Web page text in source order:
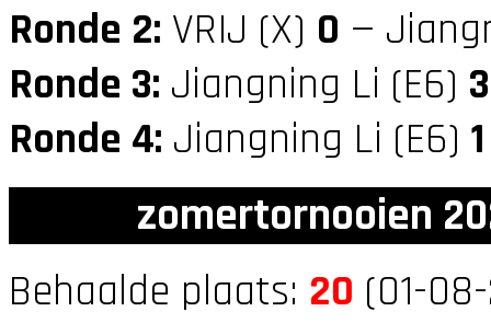
Ronde 2: VRIJ (X) 0 —
Ronde 3: Jiangning Li (E6) 3
Ronde 4: Jiangning Li (E6) 1
zomertornooien
Behaalde plaats: 20 (01-